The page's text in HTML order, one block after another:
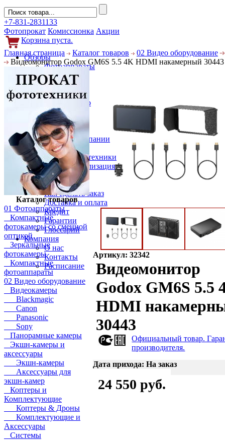
+7-831-2831133
Фотопрокат Комиссионка Акции
Корзина пуста.
Обзоры
Фотоаппараты
Объективы
Фильтры
Новости
Фото и видео
Гаджеты
Аксессуары
Слухи
Новости компании
Услуги
Прокат фототехники
Выкуп и реализация
Покупателям
Акции
Как сделать заказ
Доставка и оплата
Кредит
Гарантии
Глоссарий
Компания
О нас
Контакты
Расписание
Главная страница Каталог товаров
02 Видео оборудование
Видеомонитор Godox GM6S 5.5 4K HDMI накамерный 30443
Каталог товаров
01 Фотоаппараты
Компактные
фотокамеры со сменной
оптикой
Зеркальные
фотокамеры
Компактные
фотоаппараты
02 Видео оборудование
Видеокамеры
Blackmagic
Canon
Panasonic
Sony
Панорамные камеры
Экшн-камеры и
аксессуары
Экшн-камеры
Аксессуары для
экшн-камер
Коптеры и
Комплектующие
Коптеры & Дроны
Комплектующие и
Аксессуары
Системы
Артикул: 32342
Видеомонитор
Godox GM6S 5.5
HDMI
30443
Официальный товар.
производителя.
Дата прихода: На заказ
24 550 руб.